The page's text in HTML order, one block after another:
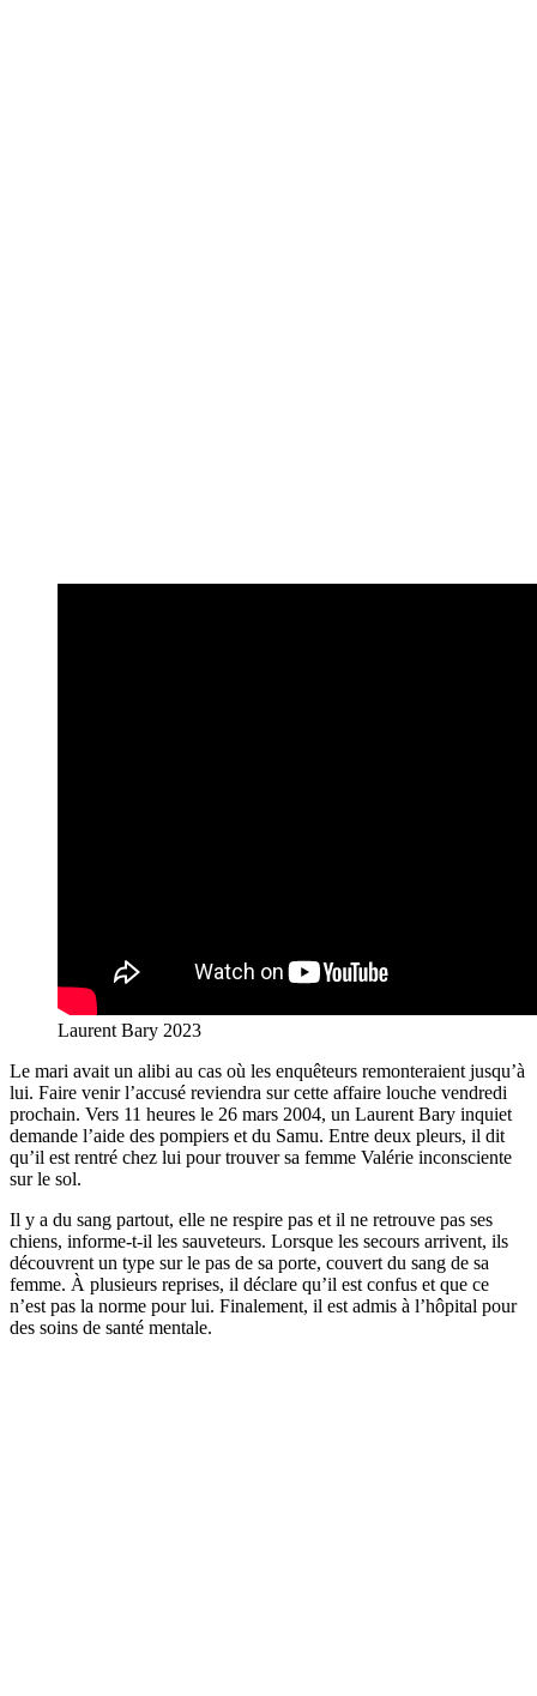
Laurent Bary 2023
Le mari avait un alibi au cas où les enquêteurs remonteraient jusqu’à
lui. Faire venir l’accusé reviendra sur cette affaire louche vendredi
prochain. Vers 11 heures le 26 mars 2004, un Laurent Bary inquiet
demande l’aide des pompiers et du Samu. Entre deux pleurs, il dit
qu’il est rentré chez lui pour trouver sa femme Valérie inconsciente
sur le sol.
Il y a du sang partout, elle ne respire pas et il ne retrouve pas ses
chiens, informe-t-il les sauveteurs. Lorsque les secours arrivent, ils
découvrent un type sur le pas de sa porte, couvert du sang de sa
femme. À plusieurs reprises, il déclare qu’il est confus et que ce
n’est pas la norme pour lui. Finalement, il est admis à l’hôpital pour
des soins de santé mentale.